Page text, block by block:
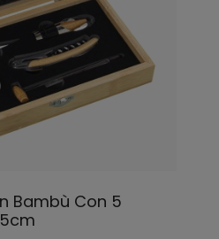
Bambù Con 5